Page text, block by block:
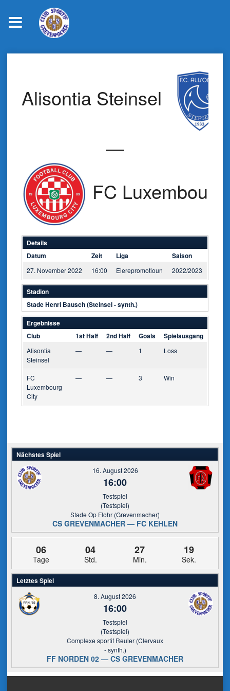
Alisontia Steinsel
—
FC
Details
Datum
Zeit Liga Saison
27. November 2022 16:00 Eierepromotioun 2022/2023
Stadion
Stade Henri Bausch (Steinsel - synth.)
Ergebnisse
Club
1st Half 2nd Half Goals Spielausgang
Alisontia
Steinsel
— — 1 Loss
FC
Luxembourg
City
— — 3 Win
Nächstes Spiel
16. August 2026
16:00
Testspiel
(Testspiel)
Stade Op Flohr (Grevenmacher)
CS GREVENMACHER — FC KEHLEN
06
Tage
04
Std.
27
Min.
19
Sek.
Letztes Spiel
8. August 2026
16:00
Testspiel
(Testspiel)
Complexe sportif Reuler (Clervaux
- synth.)
FF NORDEN 02 — CS GREVENMACHER